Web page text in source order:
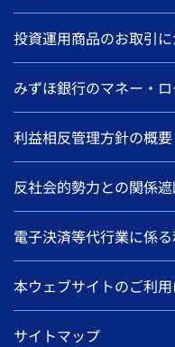
投資運用商品のお取引
みずほ銀行のマネー・
利益相反管理方針の概要
反社会的勢力との関係
電子決済等代行業に係
本ウェブサイトのご利
サイトマップ